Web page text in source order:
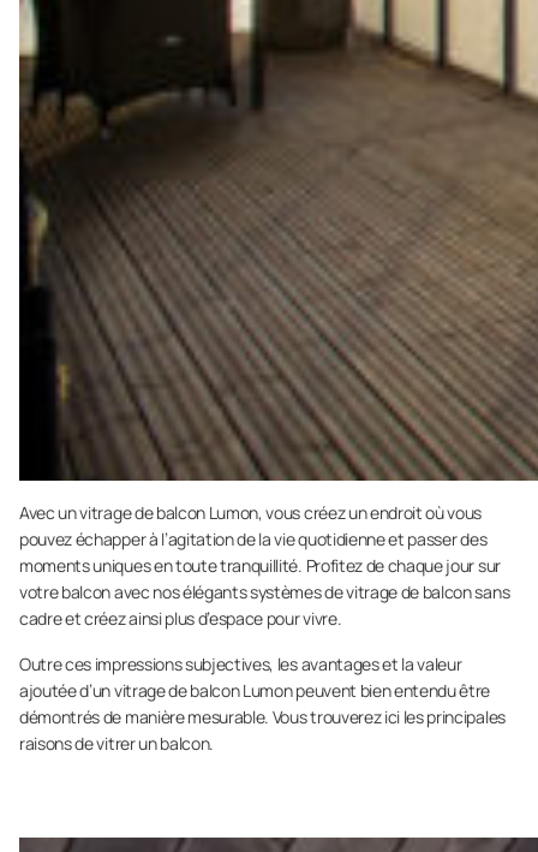
Avec un vitrage de balcon Lumon, vous créez un endroit où vous
pouvez échapper à l’agitation de la vie quotidienne et passer des
moments uniques en toute tranquillité. Profitez de chaque jour sur
votre balcon avec nos élégants systèmes de vitrage de balcon sans
cadre et créez ainsi plus d’espace pour vivre.
Outre ces impressions subjectives, les avantages et la valeur
ajoutée d’un vitrage de balcon Lumon peuvent bien entendu être
démontrés de manière mesurable. Vous trouverez ici les principales
raisons de vitrer un balcon.